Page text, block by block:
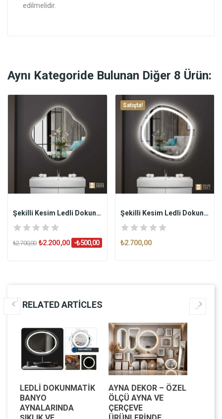
edilmelidir.
Aynı Kategoride Bulunan Diğer 8 Ürün:
Şekilli Kesim Ledli Dokunmatik Butonlu...
₺2.700,00 ₺2.200,00 -₺500,00
Satışta!
Şekilli Kesim Ledli Dokunmatik Butonlu...
₺2.700,00
RELATED ARTICLES
LEDLI DOKUNMATIK
BANYO
AYNALARINDA
AYNA DEKOR – ÖZEL
ÖLÇÜ AYNA VE
ÇERÇEVE